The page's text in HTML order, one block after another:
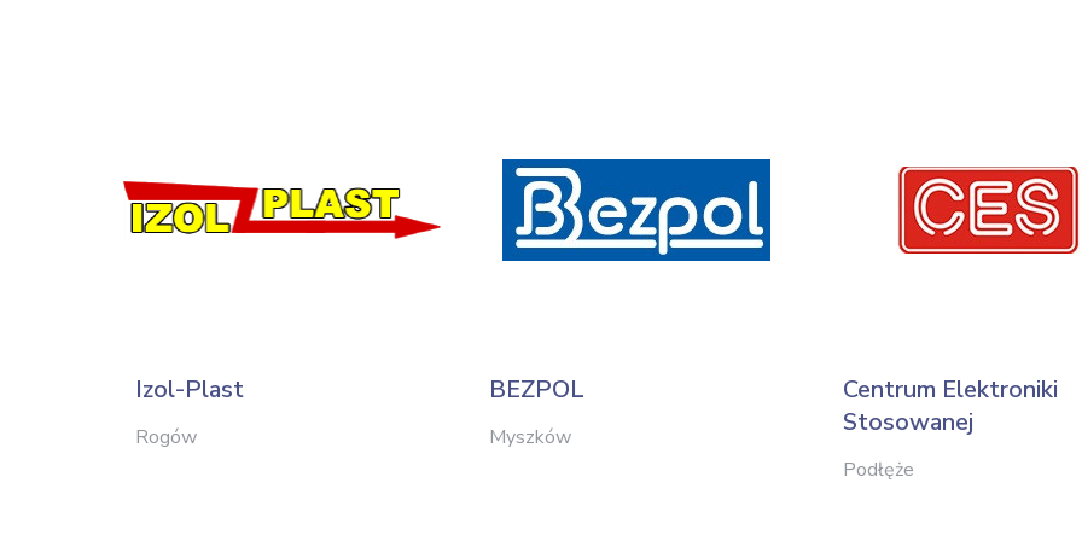
Izol-Plast
Rogów
BEZPOL
Myszków
Centrum Elektroniki
Stosowanej
Podłęże